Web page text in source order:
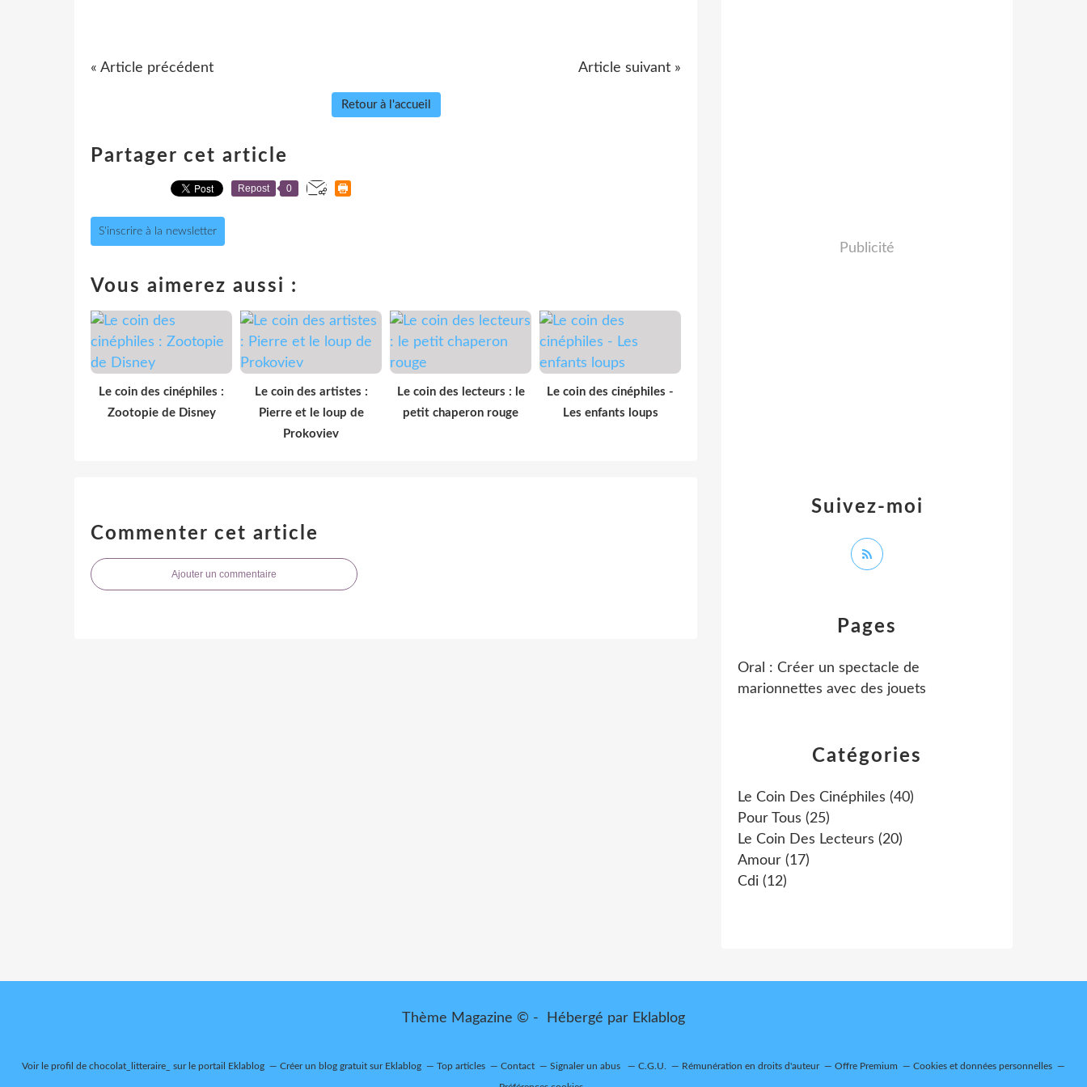
« Article précédent Article suivant »
Retour à l'accueil
Partager cet article
Repost 0
S'inscrire à la newsletter
Vous aimerez aussi :
Le coin des cinéphiles :
Zootopie de Disney
Le coin des artistes :
Pierre et le loup de
Prokoviev
Le coin des lecteurs : le
petit chaperon rouge
Le coin des cinéphiles -
Les enfants loups
Commenter cet article
Ajouter un commentaire
Catégories
Le Coin Des Cinéphiles (40)
Pour Tous (25)
Le Coin Des Lecteurs (20)
Amour (17)
Cdi (12)
Pages
Oral : Créer un spectacle de
marionnettes avec des jouets
Suivez-moi
Publicité
Thème Magazine © - Hébergé par Eklablog
Voir le profil de chocolat_litteraire_ sur le portail Eklablog Créer un blog gratuit sur Eklablog Top articles Contact Signaler un abus C.G.U. Rémunération en droits d'auteur Offre Premium Cookies et données personnelles